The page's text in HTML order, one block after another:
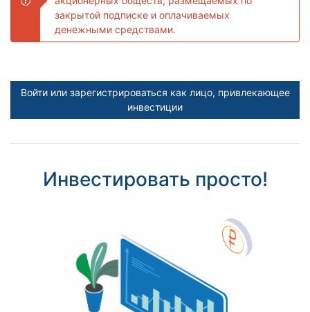
закрытой подписке и оплачиваемых
денежными средствами.
Войти или зарегистрироваться как лицо, привлекающее
инвестиции
Инвестировать просто!